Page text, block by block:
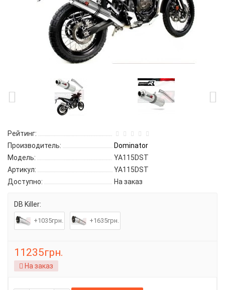
Рейтинг:
Производитель:
Dominator
Модель:
YA115DST
Артикул:
YA115DST
Доступно:
На заказ
DB Killer:
+1035грн. +1635грн.
11235грн.
На заказ